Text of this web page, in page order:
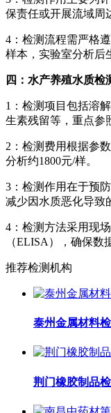
保责任或开展流域周
4：检测流程需严格
样本，实验室分析后
四：水产养殖水质检
1：检测项目包括溶
生素残留等，重点参
2：检测费用根据参
分析约1800元/样。
3：检测作用在于预
减少因水质恶化导致
4：检测方法采用现
（ELISA），确保数
推荐检测机构
泰州金属材料
荆门橡胶制品